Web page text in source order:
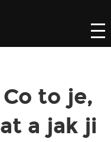
to je,
a jak ji